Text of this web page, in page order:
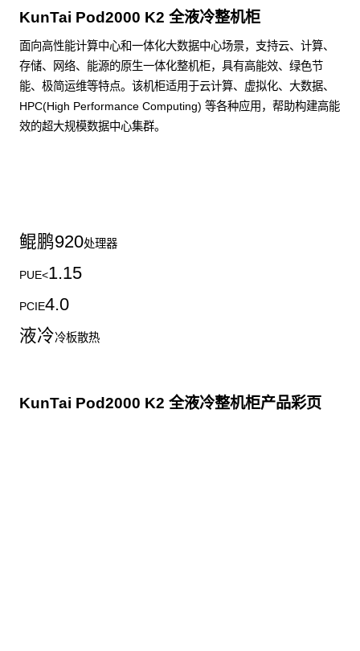
KunTai Pod2000 K2 全液冷整机柜
面向高性能计算中心和一体化大数据中心场景，支持云、计算、
存储、网络、能源的原生一体化整机柜，具有高能效、绿色节
能、极简运维等特点。该机柜适用于云计算、虚拟化、大数据、
HPC(High Performance Computing) 等各种应用，帮助构建高能
效的超大规模数据中心集群。
鲲鹏920处理器
PUE<1.15
PCIE4.0
液冷冷板散热
KunTai Pod2000 K2 全液冷整机柜产品彩页